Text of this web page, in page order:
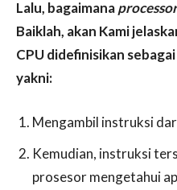
Lalu, bagaimanaprocessor
Baiklah, akan Kami
CPU didefinisikan
yakni:
Mengambil instruksi
Kemudian, instruksi
prosesor mengetahui